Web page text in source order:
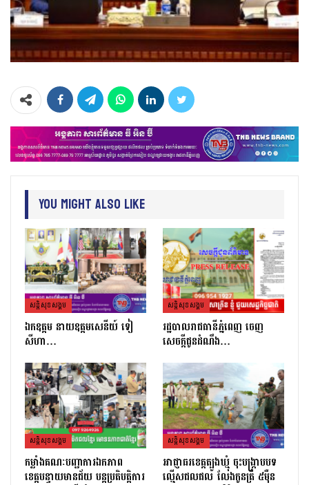
You Might Also Like
សន្តិសុខសង្គម
ឯកឧត្តម នាយឧត្តមសេនីយ៍ ទៀ
សីហា…
សន្តិសុខសង្គម
រដ្ឋបាលរាជធានីភ្នំពេញ ចេញ
សេចក្តីជូនដំណឹង…
សន្តិសុខសង្គម
កម្លាំងគណៈបញ្ជាការឯកភាព
ខេត្ដបន្ទាយមានជ័យ បន្ដប្រតិបត្ដិការ
សន្តិសុខសង្គម
អាជ្ញាធរខេត្តត្បូងឃ្មុំ ចុះបង្ក្រាបបទ
ល្មើសជលផល លែងកូនត្រី ៥ម៉ឺន